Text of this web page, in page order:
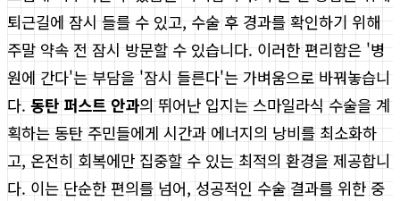
퇴근길에 잠시 들를 수 있고, 수술 후 경과를 확인하기 위해
주말 약속 전 잠시 방문할 수 있습니다. 이러한 편리함은 '병
원에 간다'는 부담을 '잠시 들른다'는 가벼움으로 바꿔놓습니
다. 동탄 퍼스트 안과의 뛰어난 입지는 스마일라식 수술을 계
획하는 동탄 주민들에게 시간과 에너지의 낭비를 최소화하
고, 온전히 회복에만 집중할 수 있는 최적의 환경을 제공합니
다. 이는 단순한 편의를 넘어, 성공적인 수술 결과를 위한 중